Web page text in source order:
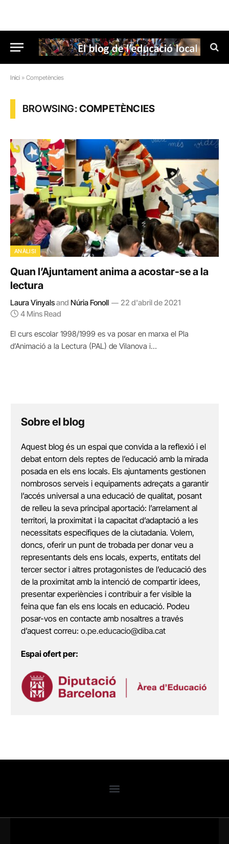
Inici » Competències
BROWSING:COMPETÈNCIES
ANÀLISI
Quan l’Ajuntament anima a acostar-se a la
lectura
Laura Vinyalsand Núria Fonoll
22 d'abril de 2021
4 Mins Read
El curs escolar 1998/1999 es va posar en marxa el Pla
d’Animació a la Lectura (PAL) de Vilanova i…
Sobre el blog
Aquest blog és un espai que convida a la reflexió i el
debat entorn dels reptes de l’educació amb la mirada
posada en els ens locals. Els ajuntaments gestionen
nombrosos serveis i equipaments adreçats a garantir
l’accés universal a una educació de qualitat, posant
de relleu la seva principal aportació: l’arrelament al
territori, la proximitat i la capacitat d’adaptació a les
necessitats específiques de la ciutadania. Volem,
doncs, oferir un punt de trobada per donar veu a
representants dels ens locals, experts, entitats del
tercer sector i altres protagonistes de l’educació des
de la proximitat amb la intenció de compartir idees,
presentar experiències i contribuir a fer visible la
feina que fan els ens locals en educació. Podeu
posar-vos en contacte amb nosaltres a través
d’aquest correu: o.pe.educacio@diba.cat
Espai ofert per: